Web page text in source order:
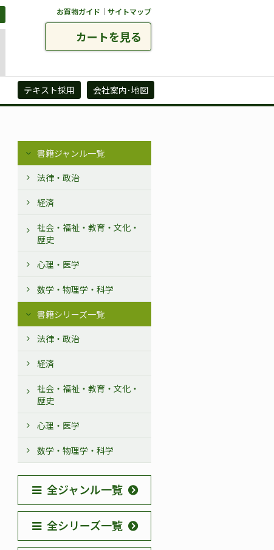
お買物ガイド ｜ サイトマップ
カートを見る
テキスト採用 会社案内･地図
書籍ジャンル一覧
法律・政治
経済
社会・福祉・教育・文化・
歴史
心理・医学
数学・物理学・科学
書籍シリーズ一覧
法律・政治
経済
社会・福祉・教育・文化・
歴史
心理・医学
数学・物理学・科学
全ジャンル一覧
全シリーズ一覧